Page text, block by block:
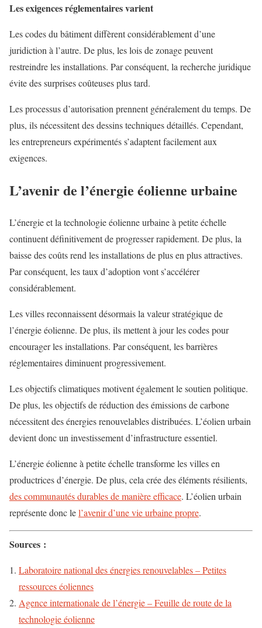
Les exigences réglementaires varient
Les codes du bâtiment diffèrent considérablement d’une
juridiction à l’autre. De plus, les lois de zonage peuvent
restreindre les installations. Par conséquent, la recherche juridique
évite des surprises coûteuses plus tard.
Les processus d’autorisation prennent généralement du temps. De
plus, ils nécessitent des dessins techniques détaillés. Cependant,
les entrepreneurs expérimentés s’adaptent facilement aux
exigences.
L’avenir de l’énergie éolienne urbaine
L’énergie et la technologie éolienne urbaine à petite échelle
continuent définitivement de progresser rapidement. De plus, la
baisse des coûts rend les installations de plus en plus attractives.
Par conséquent, les taux d’adoption vont s’accélérer
considérablement.
Les villes reconnaissent désormais la valeur stratégique de
l’énergie éolienne. De plus, ils mettent à jour les codes pour
encourager les installations. Par conséquent, les barrières
réglementaires diminuent progressivement.
Les objectifs climatiques motivent également le soutien politique.
De plus, les objectifs de réduction des émissions de carbone
nécessitent des énergies renouvelables distribuées. L’éolien urbain
devient donc un investissement d’infrastructure essentiel.
L’énergie éolienne à petite échelle transforme les villes en
productrices d’énergie. De plus, cela crée des éléments résilients,
des communautés durables de manière efficace. L’éolien urbain
représente donc lel’avenir d’une vie urbaine propre.
Sources :
Laboratoire national des énergies renouvelables – Petites
ressources éoliennes
Agence internationale de l’énergie – Feuille de route de la
technologie éolienne